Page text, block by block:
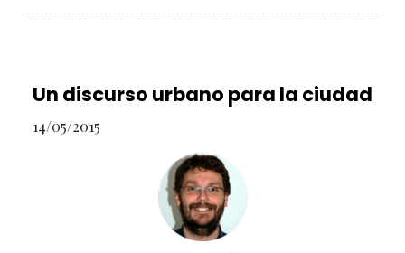
Un discurso urbano para la ciudad
14/05/2015